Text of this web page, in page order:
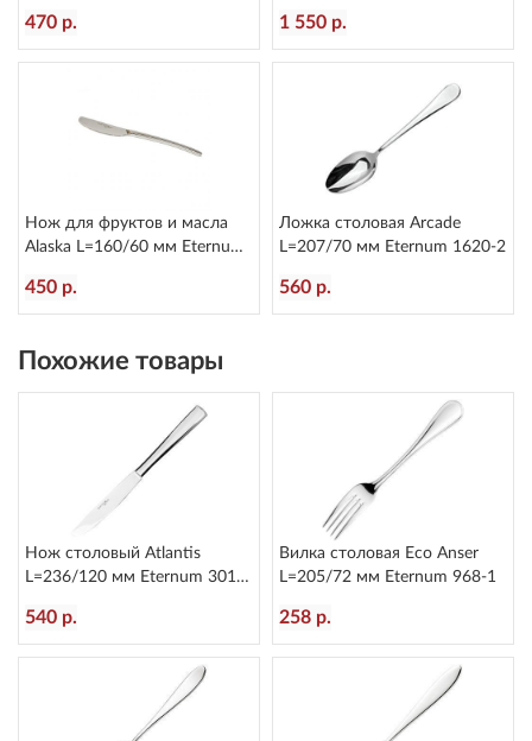
470 р. 1 550 р.
Нож для фруктов и масла
Alaska L=160/60 мм Eternum
450 р.
Ложка столовая Arcade
L=207/70 мм Eternum 1620-2
560 р.
Похожие товары
Нож столовый Atlantis
L=236/120 мм Eternum 3010-
540 р.
Вилка столовая Eco Anser
L=205/72 мм Eternum 968-1
258 р.